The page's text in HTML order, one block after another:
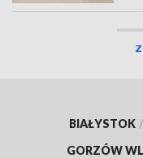
BIAŁYSTOK /
GORZÓW